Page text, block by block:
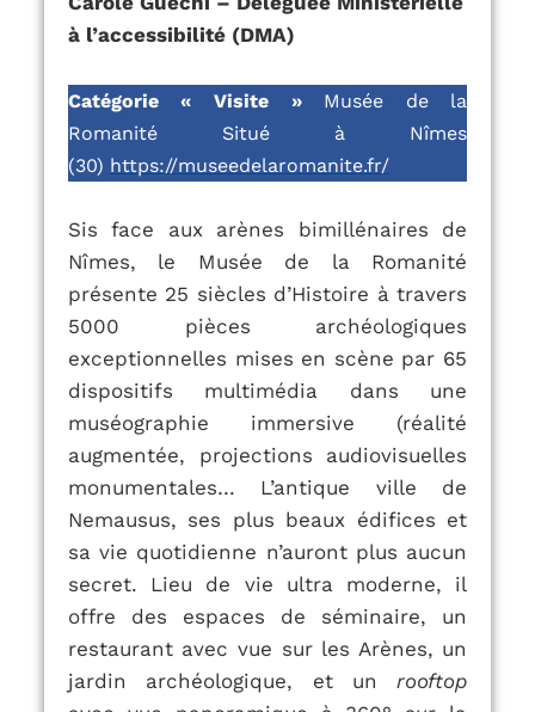
à l’accessibilité (DMA)
Catégorie « Visite » Musée de la
Romanité Situé à Nîmes
(30) https://museedelaromanite.fr/
Sis face aux arènes bimillénaires de
Nîmes, le Musée de la Romanité
présente 25 siècles d’Histoire à travers
5000 pièces archéologiques
exceptionnelles mises en scène par 65
dispositifs multimédia dans une
muséographie immersive (réalité
augmentée, projections audiovisuelles
monumentales… L’antique ville de
Nemausus, ses plus beaux édifices et
sa vie quotidienne n’auront plus aucun
secret. Lieu de vie ultra moderne, il
offre des espaces de séminaire, un
restaurant avec vue sur les Arènes, un
jardin archéologique, et unrooftop